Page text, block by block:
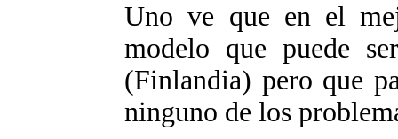
Uno ve que en el
modelo que puede
(Finlandia) pero que
ninguno de los